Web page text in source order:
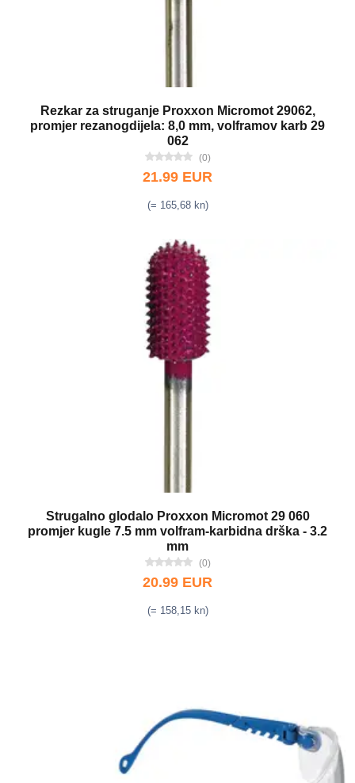
Rezkar za struganje Proxxon Micromot 29062,
promjer rezanogdijela: 8,0 mm, volframov karb 29
062
(0)
21.99 EUR
(= 165,68 kn)
Strugalno glodalo Proxxon Micromot 29 060
promjer kugle 7.5 mm volfram-karbidna drška - 3.2
mm
(0)
20.99 EUR
(= 158,15 kn)